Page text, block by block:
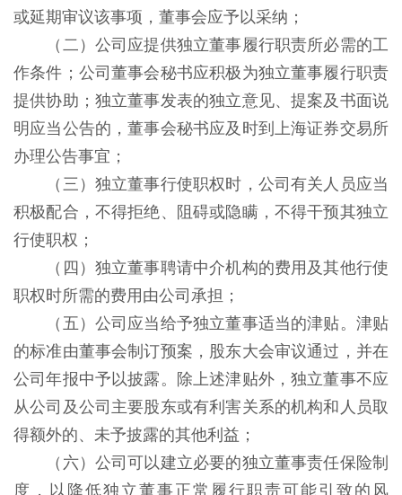
或延期审议该事项，董事会应予以采纳；
（二）公司应提供独立董事履行职责所必需的工
作条件；公司董事会秘书应积极为独立董事履行职责
提供协助；独立董事发表的独立意见、提案及书面说
明应当公告的，董事会秘书应及时到上海证券交易所
办理公告事宜；
（三）独立董事行使职权时，公司有关人员应当
积极配合，不得拒绝、阻碍或隐瞒，不得干预其独立
行使职权；
（四）独立董事聘请中介机构的费用及其他行使
职权时所需的费用由公司承担；
（五）公司应当给予独立董事适当的津贴。津贴
的标准由董事会制订预案，股东大会审议通过，并在
公司年报中予以披露。除上述津贴外，独立董事不应
从公司及公司主要股东或有利害关系的机构和人员取
得额外的、未予披露的其他利益；
（六）公司可以建立必要的独立董事责任保险制
度，以降低独立董事正常履行职责可能引致的风